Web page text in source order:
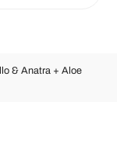
& Anatra + Aloe